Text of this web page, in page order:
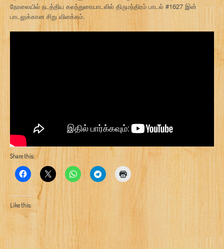
நேரலையில் நடத்திய கலந்துரையாடலில் திருமந்திரம் பாடல் #1627 இன்
பாடலுக்கான சிறு விளக்கம்.
Share this:
Like this: